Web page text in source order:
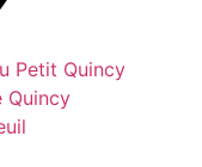
Petit Quincy
Quincy